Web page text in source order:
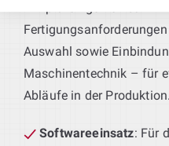
Auswahl sowie
Maschinentechnik – für
Abläufe in der Produktion.
Softwareeinsatz: Für